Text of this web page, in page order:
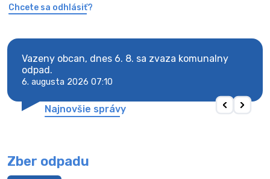
Chcete sa odhlásiť?
Vazeny obcan, dnes 6. 8. sa zvaza komunalny
odpad.
6. augusta 2026 07:10
Najnovšie správy
Zber odpadu